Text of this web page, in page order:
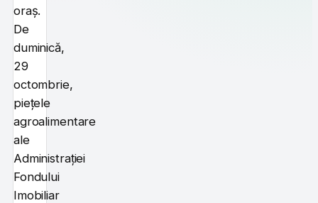
oraș.
De
duminică,
29
octombrie,
piețele
agroalimentare
ale
Administrației
Fondului
Imobiliar